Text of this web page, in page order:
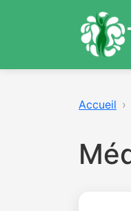
Accueil